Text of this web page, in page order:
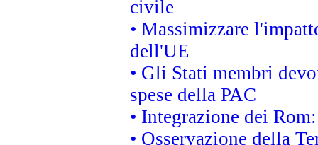
civile
• Massimizzare
dell'UE
• Gli Stati membri
spese della PAC
• Integrazione dei
• Osservazione della